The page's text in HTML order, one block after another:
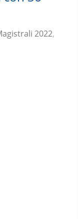
2022,